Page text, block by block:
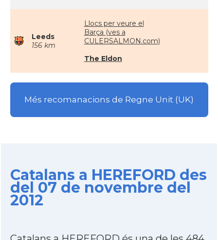
Leeds
156 km
Llocs per veure el
Barça (ves a
CULERSALMON.com)
The Eldon
Més recomanacions de Regne Unit (UK)
Catalans a HEREFORD des
del 07 de novembre del
2012